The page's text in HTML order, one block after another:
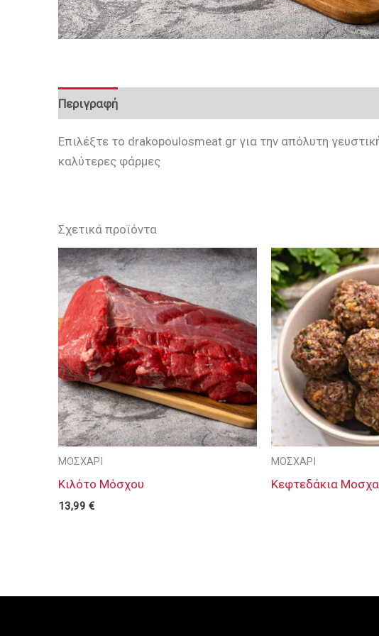
Περιγραφή
Επιλέξτε το drakopoulosmeat.gr για την απόλυτη
καλύτερες φάρμες
Σχετικά προϊόντα
ΜΟΣΧΑΡΙ
Κιλότο Μόσχου
13,99 €
ΜΟΣΧΑΡΙ
Κεφτεδάκια